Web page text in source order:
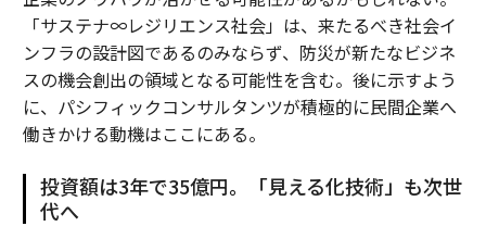
「サステナ∞レジリエンス社会」は、来たるべき社会イ
ンフラの設計図であるのみならず、防災が新たなビジネ
スの機会創出の領域となる可能性を含む。後に示すよう
に、パシフィックコンサルタンツが積極的に民間企業へ
働きかける動機はここにある。
投資額は3年で35億円。「見える化技術」も次世
代へ